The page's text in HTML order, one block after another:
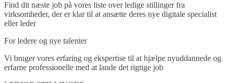
Find dit næste job på vores liste over ledige stillinger fra
virksomheder, der er klar til at ansætte deres nye digitale specialist
eller leder
For ledere og nye talenter
Vi bruger vores erfaring og ekspertise til at hjælpe nyuddannede og
erfarne professionelle med at lande det rigtige job